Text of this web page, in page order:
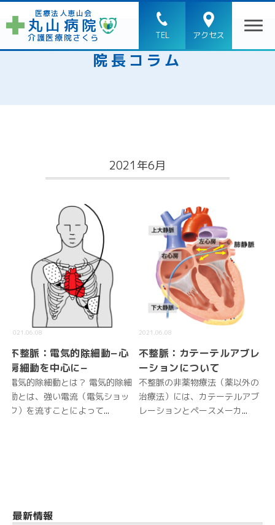
医療法人恵山会
丸山病院
介護医療院さくら TEL アクセス
院長コラム
2021年6月
2021.06.08
不整脈：電気的除細動−心
房細動を中心に−
電気的除細動とは？ 電気的除細
動とは、強い電流（電気ショッ
ク）を流すことによって...
2021.06.08
不整脈：カテーテルアブレ
ーションについて
不整脈の非薬物療法（薬以外の
治療法）には、カテーテルアブ
レーションとペースメーカ ...
最新情報